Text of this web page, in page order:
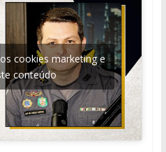
cookies marketing e
conteúdo